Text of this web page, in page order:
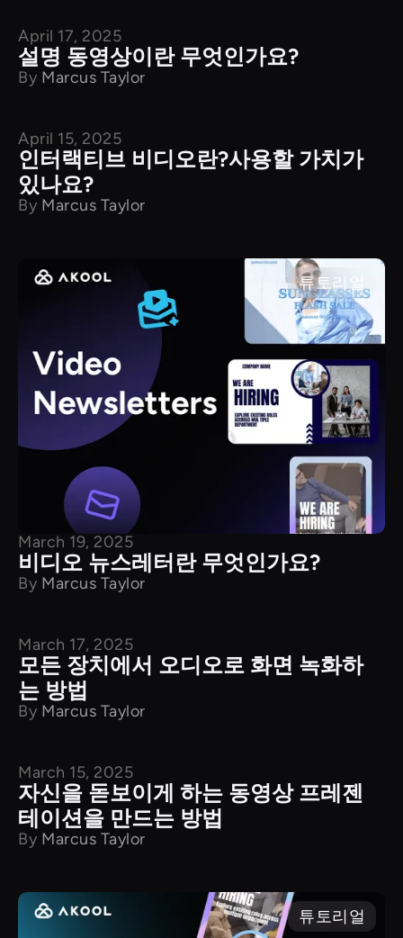
제품 특징
April 17, 2025
설명 동영상이란 무엇인가요?
By Marcus Taylor
제품 특징
April 15, 2025
인터랙티브 비디오란?사용할 가치가
있나요?
By Marcus Taylor
튜토리얼
March 19, 2025
비디오 뉴스레터란 무엇인가요?
By Marcus Taylor
튜토리얼
March 17, 2025
모든 장치에서 오디오로 화면 녹화하
는 방법
By Marcus Taylor
튜토리얼
March 15, 2025
자신을 돋보이게 하는 동영상 프레젠
테이션을 만드는 방법
By Marcus Taylor
튜토리얼